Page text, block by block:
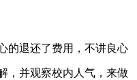
退还了费用，不讲良心
，并观察校内人气，来做